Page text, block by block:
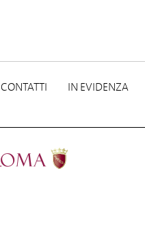
CONTATTI IN EVIDENZA